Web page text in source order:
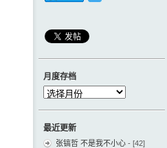
月度存档
月
档
最近更新
张镐哲 不是我不小心 - [42]